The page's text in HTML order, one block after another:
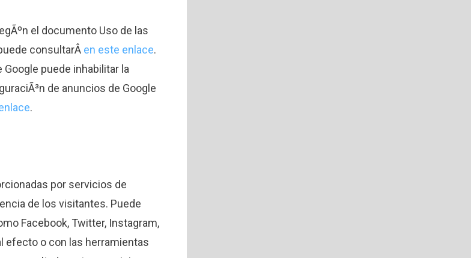
el documento Uso de las
consultarÂ en este enlace.
puede inhabilitar la
de anuncios de Google
.
por servicios de
de los visitantes. Puede
Facebook, Twitter, Instagram,
efecto o con las herramientas